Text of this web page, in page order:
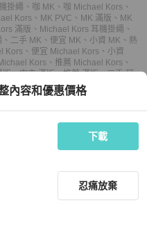
掛繩 、 咖 MK 、 咖 Michael Kors 、
Kors 、 MK PVC 、 MK 滿版 、 MK
滿版 、 Michael Kors 耳機掛繩 、
、 二手 MK 、 便宜 MK 、 小資 MK 、 熱
Kors 、 便宜 Michael Kors 、 小資
Kors 、 推薦 Michael Kors 、
版、中古 滿版、推薦 滿版、二手 耳
門 耳機掛繩、中古 耳機掛繩
內容和優惠價格
下載
忍痛放棄